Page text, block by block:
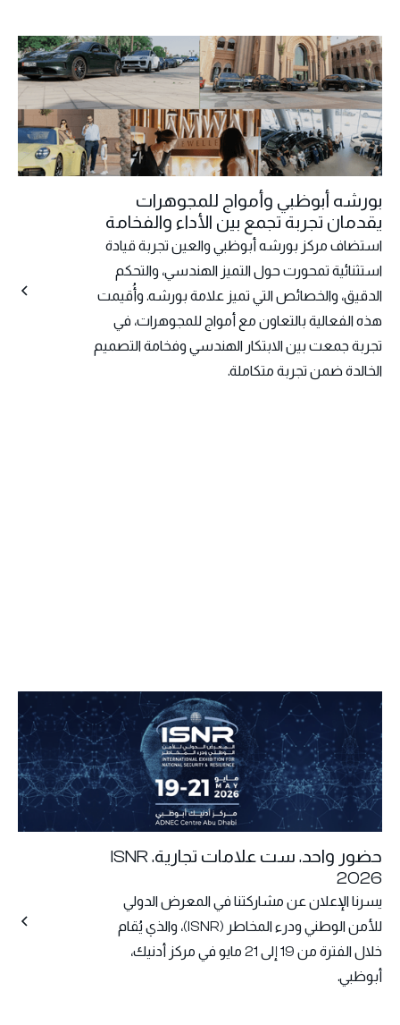
بورشه أبوظبي وأمواج للمجوهرات
يقدمان تجربة تجمع بين الأداء والفخامة
استضاف مركز بورشه أبوظبي والعين تجربة قيادة
استثنائية تمحورت حول التميز الهندسي، والتحكم
الدقيق، والخصائص التي تميز علامة بورشه. وأُقيمت
هذه الفعالية بالتعاون مع أمواج للمجوهرات، في
تجربة جمعت بين الابتكار الهندسي وفخامة التصميم
الخالدة ضمن تجربة متكاملة.
حضور واحد. ست علامات تجارية. ISNR
2026
يسرنا الإعلان عن مشاركتنا في المعرض الدولي
للأمن الوطني ودرء المخاطر (ISNR)، والذي يُقام
خلال الفترة من 19 إلى 21 مايو في مركز أدنيك،
أبوظبي.